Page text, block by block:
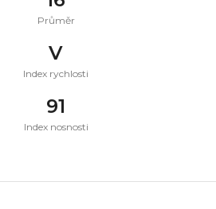
Průměr
V
Index rychlosti
91
Index nosnosti